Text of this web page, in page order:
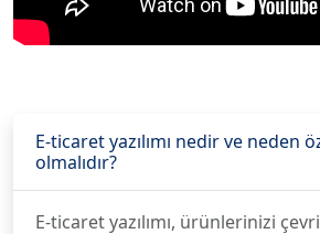
E-ticaret yazılımı nedir ve neden
olmalıdır?
E-ticaret yazılımı, ürünlerinizi